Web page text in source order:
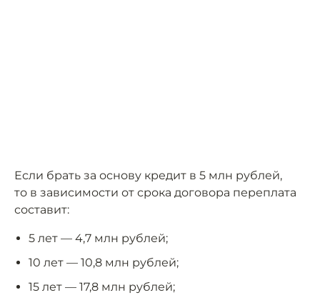
Если брать за основу кредит в 5 млн рублей,
то в зависимости от срока договора переплата
составит:
5 лет — 4,7 млн рублей;
10 лет — 10,8 млн рублей;
15 лет — 17,8 млн рублей;